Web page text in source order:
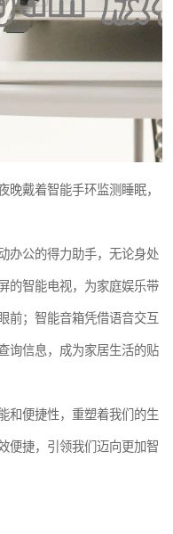
晚戴着智能手环监测睡眠，
办公的得力助手，无论身处
的智能电视，为家庭娱乐带
前；智能音箱凭借语音交互
询信息，成为家居生活的贴
和便捷性，重塑着我们的生
便捷，引领我们迈向更加智